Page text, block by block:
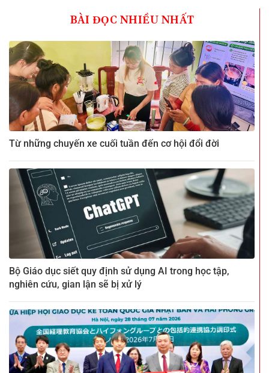
BÀI ĐỌC NHIỀU NHẤT
Từ những chuyến xe cuối tuần đến cơ hội đổi đời
Bộ Giáo dục siết quy định sử dụng AI trong học tập,
nghiên cứu, gian lận sẽ bị xử lý